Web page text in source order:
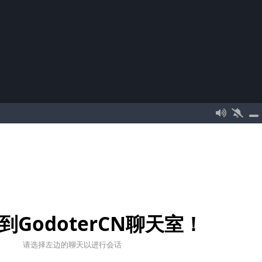
GodoterCN聊天室！
请选择左边的聊天以进行会话